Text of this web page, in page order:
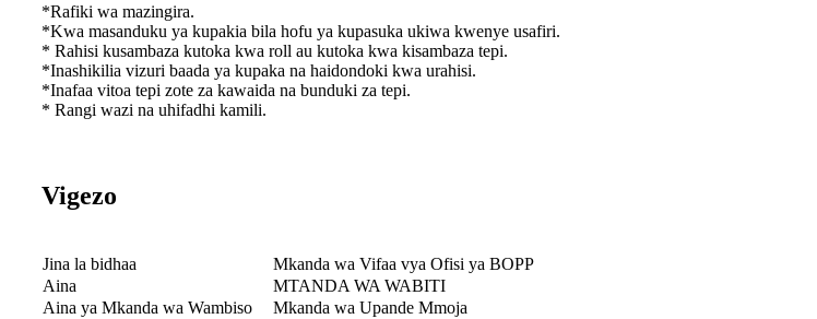
*Rafiki wa mazingira.
*Kwa masanduku ya kupakia bila hofu ya kupasuka ukiwa kwenye usafiri.
* Rahisi kusambaza kutoka kwa roll au kutoka kwa kisambaza tepi.
*Inashikilia vizuri baada ya kupaka na haidondoki kwa urahisi.
*Inafaa vitoa tepi zote za kawaida na bunduki za tepi.
* Rangi wazi na uhifadhi kamili.
Vigezo
Jina la bidhaa
Mkanda wa Vifaa vya Ofisi ya BOPP
Aina
MTANDA WA WABITI
Aina ya Mkanda wa Wambiso
Mkanda wa Upande Mmoja